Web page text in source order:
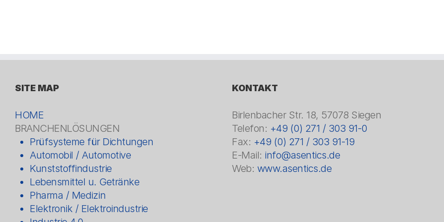
SITE MAP
HOME
BRANCHENLÖSUNGEN
Prüfsysteme für Dichtungen
Automobil / Automotive
Kunststoffindustrie
Lebensmittel u. Getränke
Pharma / Medizin
Elektronik / Elektroindustrie
KONTAKT
Birlenbacher Str. 18, 57078 Siegen
Telefon: +49 (0) 271 / 303 91-0
Fax: +49 (0) 271 / 303 91-19
E-Mail: info@asentics.de
Web: www.asentics.de